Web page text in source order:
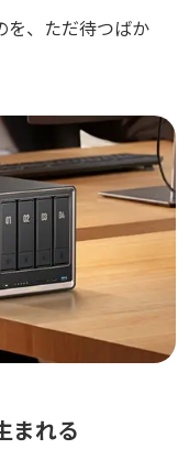
を、ただ待つばか
まれる